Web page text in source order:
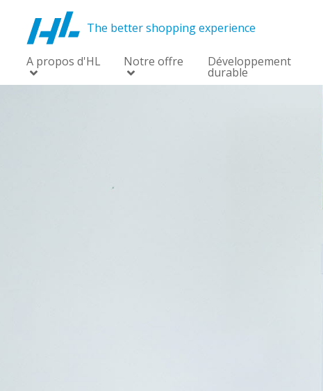
The better shopping experience
A propos d'HL Notre offre Développement
durable